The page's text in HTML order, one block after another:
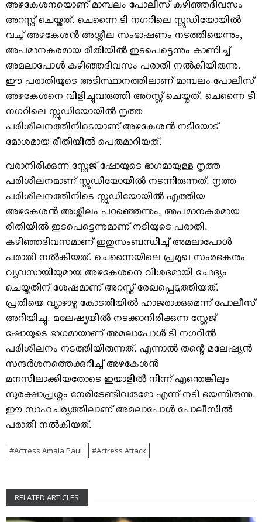
അഴകേശനയൊണ് മാമ്പലം പോലീസ് കഴിഞ്ഞദിവസം
അറസ്റ്റ് ചെയ്തത്. ചെന്നൈ ടി നഗറിലെ സ്റ്റുഡിയോയിൽ
വച്ച് അഴകേശൻ അശ്ലീല സംഭാഷണം നടത്തിയെന്നും,
അപമാനകരമായ രീതിയിൽ ഇടപെട്ടെന്നും കാണിച്ച്
അമലാപോൾ കഴിഞ്ഞദിവസം പരാതി നൽകിയിരുന്നു.
ഈ പരാതിയുടെ അടിസ്ഥാനത്തിലാണ് മാമ്പലം പോലീസ്
അഴകേശനെ വിളിച്ചുവരുത്തി അറസ്റ്റ് ചെയ്തത്. ചെന്നൈ ടി
നഗറിലെ സ്റ്റുഡിയോയിൽ നൃത്ത
പരിശീലനത്തിനിടെയാണ് അഴകേശൻ നടിയോട്
മോശമായ രീതിയിൽ പെരുമാറിയത്.
വരാനിരിക്കുന്ന സ്റ്റേജ് ഷോയുടെ ഭാഗമായുള്ള നൃത്ത
പരിശീലനമാണ് സ്റ്റുഡിയോയിൽ നടന്നിരുന്നത്. നൃത്ത
പരിശീലനത്തിനിടെ സ്റ്റുഡിയോയിൽ എത്തിയ
അഴകേശൻ അശ്ലീലം പറഞ്ഞെന്നും, അപമാനകരമായ
രീതിയിൽ ഇടപെട്ടെന്നുമാണ് നടിയുടെ പരാതി.
കഴിഞ്ഞദിവസമാണ് ഇതുസംബന്ധിച്ച് അമലാപോൾ
പരാതി നൽകിയത്. ചെന്നൈയിലെ പ്രമുഖ സംരഭകനും
വ്യവസായിയുമായ അഴകേശനെ വിശദമായി ചോദ്യം
ചെയ്തതിന് ശേഷമാണ് അറസ്റ്റ് രേഖപ്പെടുത്തിയത്.
പ്രതിയെ വ്യാഴാഴ്ച കോടതിയിൽ ഹാജരാക്കുമെന്ന് പോലീസ്
അറിയിച്ചു. മലേഷ്യയിൽ നടക്കാനിരിക്കുന്ന സ്റ്റേജ്
ഷോയുടെ ഭാഗമായാണ് അമലാപോൾ ടി നഗറിൽ
പരിശീലനം നടത്തിയിരുന്നത്. എന്നാൽ തന്റെ മലേഷ്യൻ
സന്ദർശനത്തെക്കുറിച്ച് അഴകേശൻ
മനസിലാക്കിയതോടെ ഇയാളിൽ നിന്ന് എന്തെങ്കിലും
സുരക്ഷാപ്രശ്നം നേരിടേണ്ടിവരുമോ എന്ന് നടി ഭയന്നിരുന്നു.
ഈ സാഹചര്യത്തിലാണ് അമലാപോൾ പോലീസിൽ
പരാതി നൽകിയത്.
Actress Amala Paul Actress Attack
RELATED ARTICLES